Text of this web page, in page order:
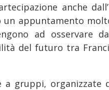
anche
un appuntamento
ad osservare
del futuro tra
gruppi, organizzate